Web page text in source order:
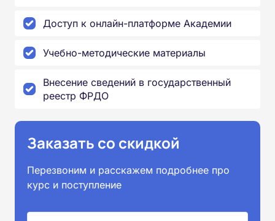
Доступ к онлайн-платформе Академии
Учебно-методические материалы
Внесение сведений в государственный
реестр ФРДО
Заказать со скидкой
Перезвоним и расскажем подробнее про
курс и поступление